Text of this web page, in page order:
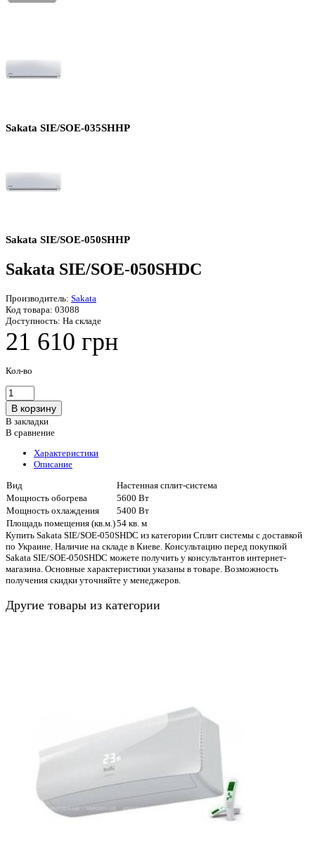
Sakata SIE/SOE-035SHHP
Sakata SIE/SOE-050SHHP
Sakata SIE/SOE-050SHDC
Производитель: Sakata
Код товара: 03088
Доступность: На складе
21 610 грн
Кол-во
В закладки
В сравнение
Характеристики
Описание
Вид
Настенная сплит-система
Мощность обогрева
5600 Вт
Мощность охлаждения
5400 Вт
Площадь помещения (кв.м.)54 кв. м
Купить Sakata SIE/SOE-050SHDC из категории Сплит системы с доставкой
по Украине. Наличие на складе в Киеве. Консультацию перед покупкой
Sakata SIE/SOE-050SHDC можете получить у консультантов интернет-
магазина. Основные характеристики указаны в товаре. Возможность
получения скидки уточняйте у менеджеров.
Другие товары из категории